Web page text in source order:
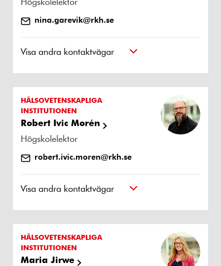
nina.garevik@rkh.se
Visa andra kontaktvägar
HÄLSOVETENSKAPLIGA
INSTITUTIONEN
Robert Ivic Morén
Högskolelektor
robert.ivic.moren@rkh.se
Visa andra kontaktvägar
HÄLSOVETENSKAPLIGA
INSTITUTIONEN
Maria Jirwe